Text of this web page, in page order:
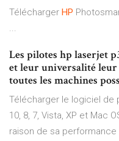
Télécharger HP
...
Les pilotes hp laserjet
et leur universalité
toutes les machines
Télécharger le logiciel de
10, 8, 7, Vista, XP et Mac
raison de sa